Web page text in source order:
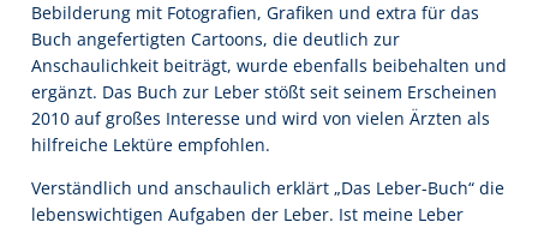
Bebilderung mit Fotografien, Grafiken und extra für das
Buch angefertigten Cartoons, die deutlich zur
Anschaulichkeit beiträgt, wurde ebenfalls beibehalten und
ergänzt. Das Buch zur Leber stößt seit seinem Erscheinen
2010 auf großes Interesse und wird von vielen Ärzten als
hilfreiche Lektüre empfohlen.
Verständlich und anschaulich erklärt „Das Leber-Buch“ die
lebenswichtigen Aufgaben der Leber. Ist meine Leber